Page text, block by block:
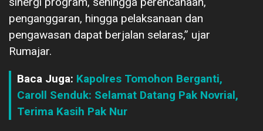
penganggaran, hingga pelaksanaan dan
pengawasan dapat berjalan selaras,” ujar
Rumajar.
Baca Juga: Kapolres Tomohon Berganti,
Caroll Senduk: Selamat Datang Pak Novrial,
Terima Kasih Pak Nur